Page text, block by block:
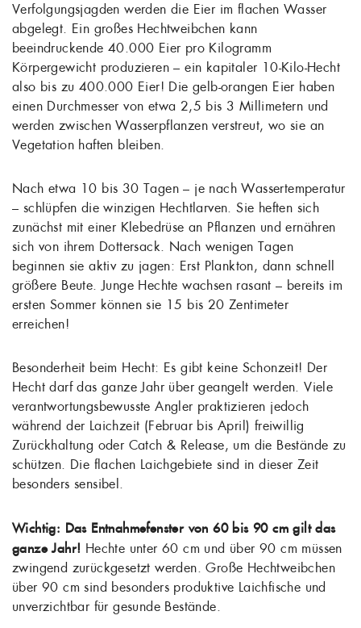
Verfolgungsjagden werden die Eier im flachen Wasser
abgelegt. Ein großes Hechtweibchen kann
beeindruckende 40.000 Eier pro Kilogramm
Körpergewicht produzieren – ein kapitaler 10-Kilo-Hecht
also bis zu 400.000 Eier! Die gelb-orangen Eier haben
einen Durchmesser von etwa 2,5 bis 3 Millimetern und
werden zwischen Wasserpflanzen verstreut, wo sie an
Vegetation haften bleiben.
Nach etwa 10 bis 30 Tagen – je nach Wassertemperatur
– schlüpfen die winzigen Hechtlarven. Sie heften sich
zunächst mit einer Klebedrüse an Pflanzen und ernähren
sich von ihrem Dottersack. Nach wenigen Tagen
beginnen sie aktiv zu jagen: Erst Plankton, dann schnell
größere Beute. Junge Hechte wachsen rasant – bereits im
ersten Sommer können sie 15 bis 20 Zentimeter
erreichen!
Besonderheit beim Hecht: Es gibt keine Schonzeit! Der
Hecht darf das ganze Jahr über geangelt werden. Viele
verantwortungsbewusste Angler praktizieren jedoch
während der Laichzeit (Februar bis April) freiwillig
Zurückhaltung oder Catch & Release, um die Bestände zu
schützen. Die flachen Laichgebiete sind in dieser Zeit
besonders sensibel.
Wichtig: Das Entnahmefenster von 60 bis 90 cm gilt das
ganze Jahr! Hechte unter 60 cm und über 90 cm müssen
zwingend zurückgesetzt werden. Große Hechtweibchen
über 90 cm sind besonders produktive Laichfische und
unverzichtbar für gesunde Bestände.